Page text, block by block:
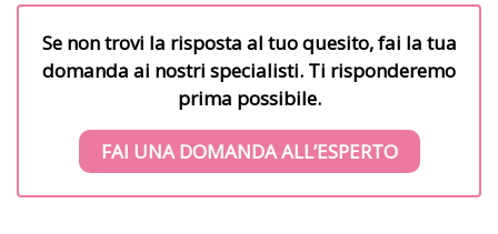
Se non trovi la risposta al tuo quesito, fai la tua
domanda ai nostri specialisti. Ti risponderemo
prima possibile.
FAI UNA DOMANDA ALL’ESPERTO